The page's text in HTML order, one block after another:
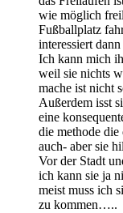
wie möglich
Fußballplatz
interessiert
Ich kann mich
weil sie nichts
mache ist nicht
Außerdem isst
eine
die methode
auch- aber sie
Vor der Stadt
ich kann sie ja
meist muss ich
zu kommen…..